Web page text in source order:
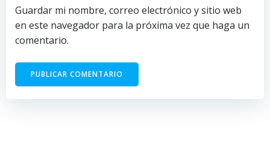
Guardar mi nombre, correo electrónico y sitio web
en este navegador para la próxima vez que haga un
comentario.